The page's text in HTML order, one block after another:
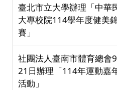
臺北市立大學辦理「中華
大專校院114學年度健美
賽」
社團法人臺南市體育總會
21日辦理「114年運動嘉
活動」